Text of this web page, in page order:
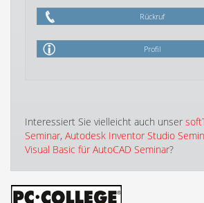
Rückruf
Profil
Interessiert Sie vielleicht auch unser
Seminar, Autodesk Inventor Studio
Visual Basic für AutoCAD Seminar?